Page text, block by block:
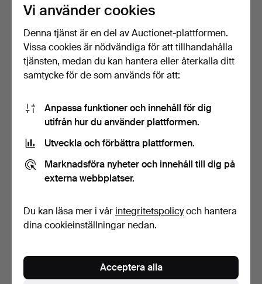
MODELLFLYGPLAN, 2 st,
WW2, The Aviation Ar…
Klubbades 10 feb 2026
24 bud
MODELLFLYGPLAN, 13 st,
bl a Corgi och Herp…
Klubbades 10 feb 2026
8 bud
Vi använder cookies
Denna tjänst är en del av Auctionet-plattformen.
Vissa cookies är nödvändiga för att tillhandahålla
tjänsten, medan du kan hantera eller återkalla ditt
samtycke för de som används för att:
Anpassa funktioner och innehåll för dig
utifrån hur du använder plattformen.
Utveckla och förbättra plattformen.
Marknadsföra nyheter och innehåll till dig på
externa webbplatser.
Du kan läsa mer i vår integritetspolicyoch hantera
dina cookieinställningar nedan.
Acceptera alla